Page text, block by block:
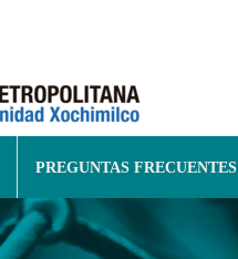
PREGUNTAS FRECUENTES